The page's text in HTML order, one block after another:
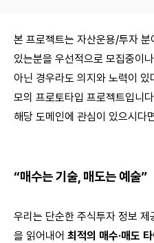
본 프로젝트는 자산운용/투자 분
있는분을 우선적으로 모집중이나
아닌 경우라도 의지와 노력이
모의 프로토타입 프로젝트입니
해당 도메인에 관심이 있으시다
“매수는 기술, 매도는 예술”
우리는 단순한 주식투자 정보
을 읽어내어 최적의 매수·매도